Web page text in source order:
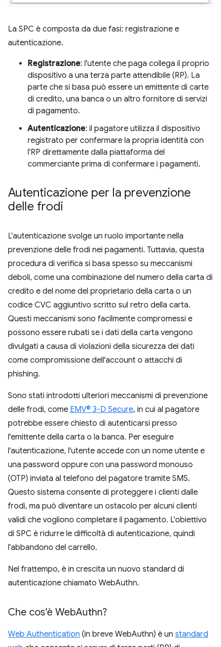
La SPC è composta da due fasi: registrazione e
autenticazione.
Registrazione: l'utente che paga collega il proprio
dispositivo a una terza parte attendibile (RP). La
parte che si basa può essere un emittente di carte
di credito, una banca o un altro fornitore di servizi
di pagamento.
Autenticazione: il pagatore utilizza il dispositivo
registrato per confermare la propria identità con
l'RP direttamente dalla piattaforma del
commerciante prima di confermare i pagamenti.
Autenticazione per la prevenzione
delle frodi
L'autenticazione svolge un ruolo importante nella
prevenzione delle frodi nei pagamenti. Tuttavia, questa
procedura di verifica si basa spesso su meccanismi
deboli, come una combinazione del numero della carta di
credito e del nome del proprietario della carta o un
codice CVC aggiuntivo scritto sul retro della carta.
Questi meccanismi sono facilmente compromessi e
possono essere rubati se i dati della carta vengono
divulgati a causa di violazioni della sicurezza dei dati
come compromissione dell'account o attacchi di
phishing.
Sono stati introdotti ulteriori meccanismi di prevenzione
delle frodi, come EMV® 3-D Secure, in cui al pagatore
potrebbe essere chiesto di autenticarsi presso
l'emittente della carta o la banca. Per eseguire
l'autenticazione, l'utente accede con un nome utente e
una password oppure con una password monouso
(OTP) inviata al telefono del pagatore tramite SMS.
Questo sistema consente di proteggere i clienti dalle
frodi, ma può diventare un ostacolo per alcuni clienti
validi che vogliono completare il pagamento. L'obiettivo
di SPC è ridurre le difficoltà di autenticazione, quindi
l'abbandono del carrello.
Nel frattempo, è in crescita un nuovo standard di
autenticazione chiamato WebAuthn.
Che cos'è WebAuthn?
Web Authentication (in breve WebAuthn) è un standard